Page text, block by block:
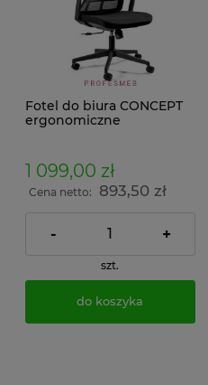
Fotel do biura CONCEPT
ergonomiczne
podłokietnikami 3D i
zagłówkiem oraz
oparciem dla kręgów
1 099,00 zł
Cena netto: 893,50 zł
- +
szt.
do koszyka